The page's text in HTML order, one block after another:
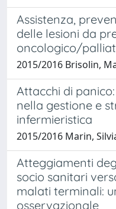
Assistenza,
delle lesioni da
oncologico/
2015/2016 Brisolin,
Attacchi di
nella gestione e
infermieristica
2015/2016 Marin,
Atteggiamenti
socio sanitari
malati terminali:
osservazionale